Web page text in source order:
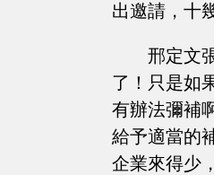
出邀請，十
邢定文
了！只是如
有辦法彌補
給予適當的
企業來得少